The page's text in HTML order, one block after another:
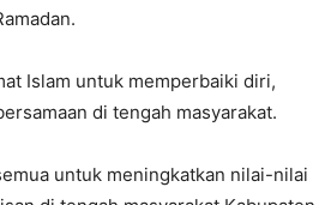
Islam untuk memperbaiki diri,
di tengah masyarakat.
untuk meningkatkan nilai-nilai